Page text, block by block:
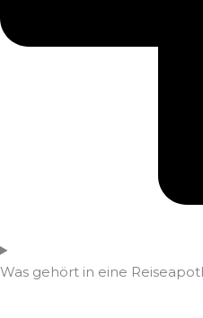
Was gehört in eine